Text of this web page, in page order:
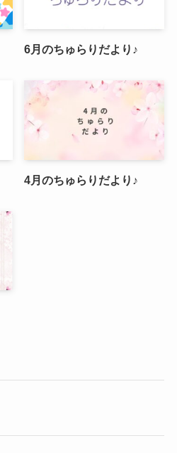
6月のちゅらりだより♪
4月のちゅらりだより♪